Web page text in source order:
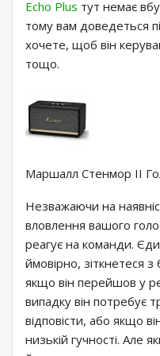
Echo Plus тут немає
тому вам доведеться
хочете, щоб він
тощо.
Маршалл Стенмор II
Незважаючи на
вловлення вашого
реагує на команди.
ймовірно, зіткнетеся
якщо він перейшов у
випадку він потребує
відповісти, або якщо
низькій гучності. Але